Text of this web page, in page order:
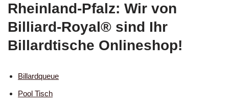
Rheinland-Pfalz: Wir von
Billiard-Royal® sind Ihr
Billardtische Onlineshop!
Billardqueue
Pool Tisch